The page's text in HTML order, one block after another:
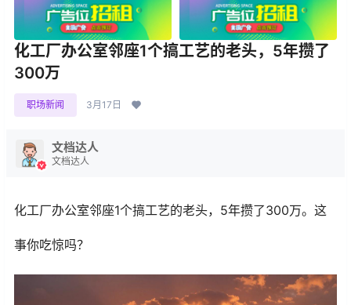
化工厂办公室邻座1个搞工艺的老头，5年攒了
300万
职场新闻 3月17日
文档达人
文档达人
化工厂办公室邻座1个搞工艺的老头，5年攒了300万。这
事你吃惊吗？